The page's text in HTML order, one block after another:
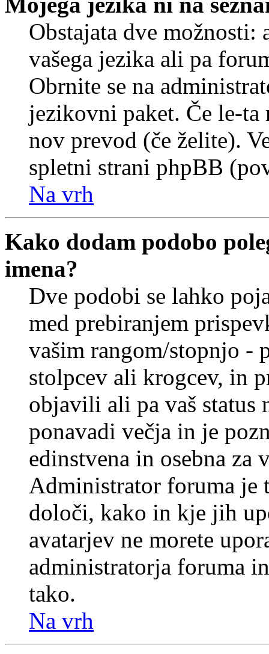
Obstajata dve
vašega jezika ali pa
Obrnite se na
jezikovni paket. Če le-ta
nov prevod (če želite).
spletni strani phpBB
Na vrh
Kako dodam podobo
imena?
Dve podobi se lahko
med prebiranjem
vašim rangom/stopnjo -
stolpcev ali krogcev, in
objavili ali pa vaš status
ponavadi večja in je
edinstvena in osebna za
Administrator foruma je
določi, kako in kje jih
avatarjev ne morete
administratorja foruma
tako.
Na vrh